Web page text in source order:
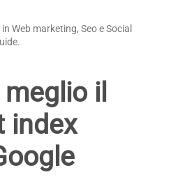
Web marketing, Seo e Social
il
index